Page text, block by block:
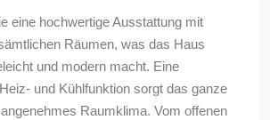
eine hochwertige Ausstattung mit
Räumen, was das Haus
und modern macht. Eine
und Kühlfunktion sorgt das ganze
Raumklima. Vom offenen